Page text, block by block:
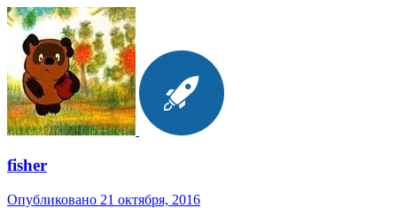
fisher
Опубликовано 21 октября, 2016